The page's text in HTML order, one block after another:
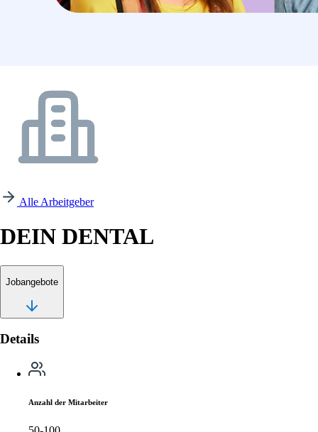
Alle Arbeitgeber
DEIN DENTAL
Jobangebote
Details
Anzahl der Mitarbeiter